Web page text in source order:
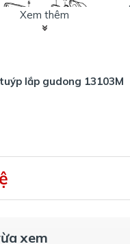
nối
với
Xem thêm
lắp gudong 13103M
xem